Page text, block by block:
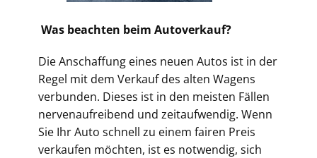
Was beachten beim Autoverkauf?
Die Anschaffung eines neuen Autos ist in der
Regel mit dem Verkauf des alten Wagens
verbunden. Dieses ist in den meisten Fällen
nervenaufreibend und zeitaufwendig. Wenn
Sie Ihr Auto schnell zu einem fairen Preis
verkaufen möchten, ist es notwendig, sich